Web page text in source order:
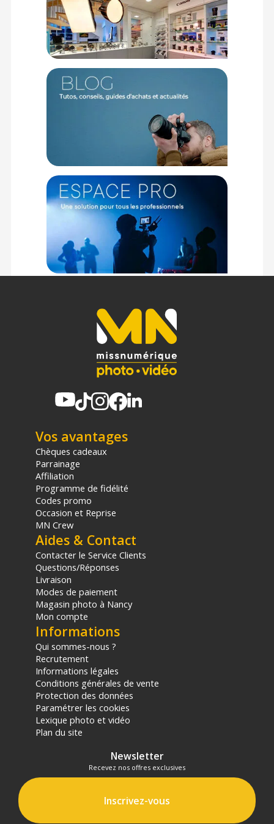
Caractéristiques de la piste d'atterrissage SmallRig
Marque : SmallRig
Modèle : Piste d'atterrissage pliable pour drone 5936
Compatibilité : Gammes DJI Mini, Neo, Air, Avata et autres
Matériaux : Polyuréthane et Polypropylène
CONTENU DU CARTON
1x Piste d'atterrissage pliable
4x Piquets de sol
4x Autocollants phosphorescents
Offre valable jusqu'au 08-08-2026 inclus.
Code EAN SmallRig 5936 tapis d'atterrissage pliable pour
(1) Nombre de points Fidélité estimés, hors remises au panier, basé
sur le prix TTC en €, les points seront effectivement calculés dans le
Vos avantages
Chèques cadeaux
Parrainage
Affiliation
Programme de fidélité
Codes promo
Occasion et Reprise
MN Crew
Aides & Contact
Contacter le Service Clients
Questions/Réponses
Livraison
Modes de paiement
Magasin photo à Nancy
Mon compte
Informations
Qui sommes-nous ?
Recrutement
Informations légales
Conditions générales de vente
Protection des données
Paramétrer les cookies
Lexique photo et vidéo
Plan du site
Newsletter
Recevez nos offres exclusives
Inscrivez-vous